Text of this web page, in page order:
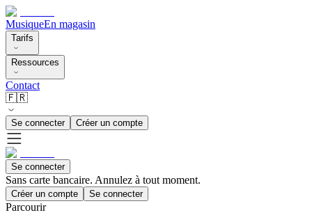
MusiqueEn magasin
Tarifs
Ressources
Contact
🇫🇷
Se connecter Créer un compte
Se connecter
Sans carte bancaire. Annulez à tout moment.
Créer un compte Se connecter
Parcourir